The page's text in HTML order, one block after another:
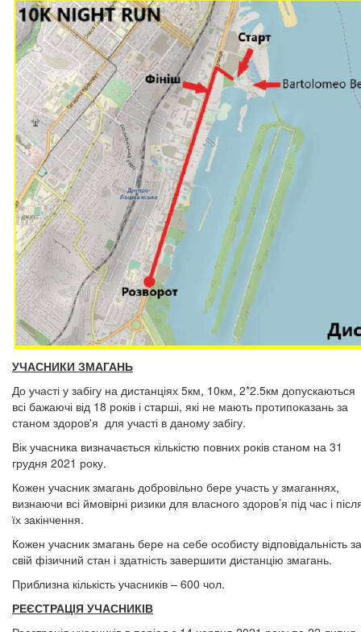
УЧАСНИКИ ЗМАГАНЬ
До участі у забігу на дистанціях 5км, 10км, 2*2.5км допускаються
всі бажаючі від 18 років і старші, які не мають протипоказань за
станом здоров'я для участі в даному забігу.
Вік учасника визначається кількістю повних років станом на 31
грудня 2021 року.
Кожен учасник змагань добровільно бере участь у змаганнях,
визнаючи всі ймовірні ризики для власного здоров’я під час і
їх закінчення.
Кожен учасник змагань бере на себе особисту відповідальність за
свій фізичний стан і здатність завершити дистанцію змагань.
Приблизна кількість учасників – 600 чол.
РЕЄСТРАЦІЯ УЧАСНИКІВ